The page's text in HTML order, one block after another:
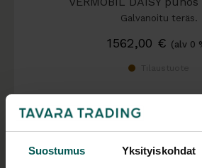
Suostumus Yksityiskohdat
Galvanoitu teräs.
1562,00 € (alv 0